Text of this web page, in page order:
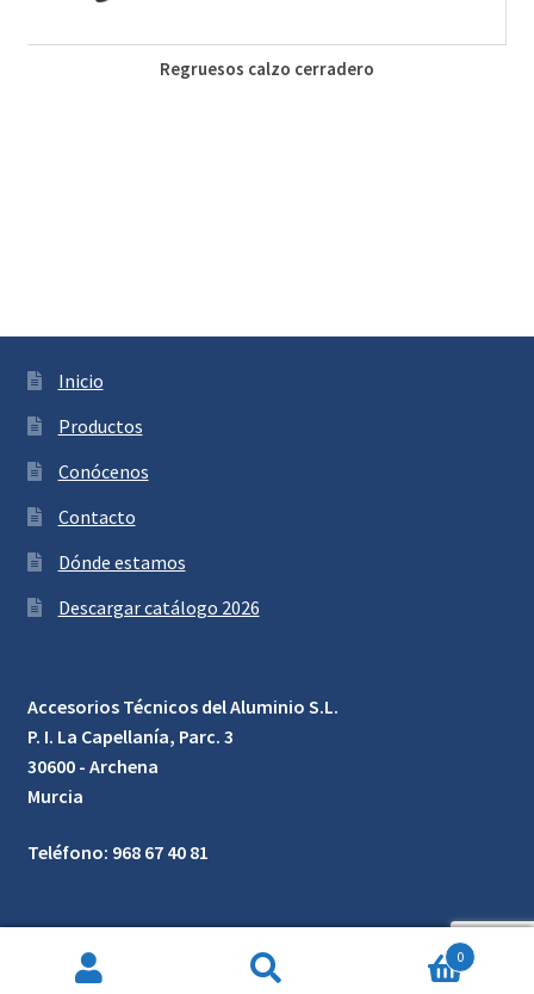
Regruesos calzo cerradero
Inicio
Productos
Conócenos
Contacto
Dónde estamos
Descargar catálogo 2026
Accesorios Técnicos del Aluminio S.L.
P. I. La Capellanía, Parc. 3
30600 - Archena
Murcia
Teléfono: 968 67 40 81
Búsqueda
0